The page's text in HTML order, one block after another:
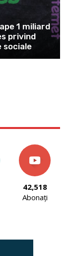
1 miliard
privind
sociale
42,518
Abonați